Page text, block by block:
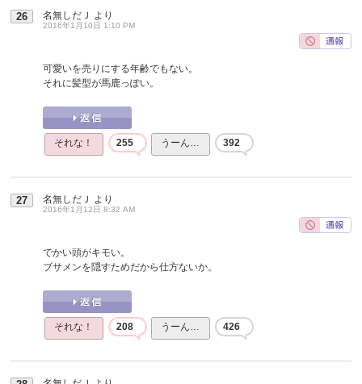
26 名無しだＪ より
2016年1月10日 1:10 PM
可愛いを売りにする年齢でもない。
それに髪型が馬鹿っぽい。
それな！ 255 うーん… 392
27 名無しだＪ より
2016年1月12日 8:32 AM
でかい頭がキモい。
ブサメンを隠すためだから仕方ないか。
それな！ 208 うーん… 426